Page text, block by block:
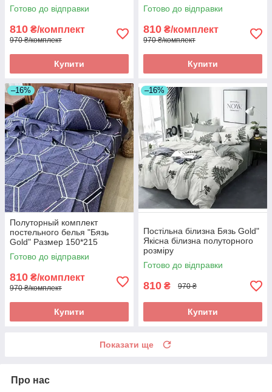
Готово до відправки
810 ₴/комплект
970 ₴/комплект
Купити
Готово до відправки
810 ₴/комплект
970 ₴/комплект
Купити
–16%
Полуторный комплект
постельного белья "Бязь
Gold" Размер 150*215
Готово до відправки
810 ₴/комплект
970 ₴/комплект
Купити
–16%
Постільна білизна Бязь Gold"
Якісна білизна полуторного
розміру
Готово до відправки
810 ₴ 970 ₴
Купити
Показати ще
Про нас